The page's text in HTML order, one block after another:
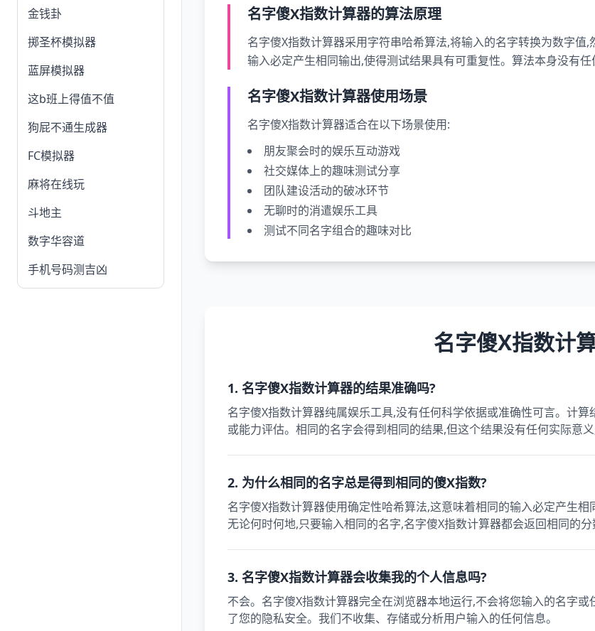
金钱卦
掷圣杯模拟器
蓝屏模拟器
这b班上得值不值
狗屁不通生成器
FC模拟器
麻将在线玩
斗地主
数字华容道
手机号码测吉凶
名字傻X指数计算器的算法原理
名字傻X指数计算器采用字符串哈希算法,将输入的名字转换为数字
输入必定产生相同输出,使得测试结果具有可重复性。算法本身没有
名字傻X指数计算器使用场景
名字傻X指数计算器适合在以下场景使用:
朋友聚会时的娱乐互动游戏
社交媒体上的趣味测试分享
团队建设活动的破冰环节
无聊时的消遣娱乐工具
测试不同名字组合的趣味对比
名字傻X指数计
1. 名字傻X指数计算器的结果准确吗?
名字傻X指数计算器纯属娱乐工具,没有任何科学依据或准确性可言。计
或能力评估。相同的名字会得到相同的结果,但这个结果没有任何实际意义
2. 为什么相同的名字总是得到相同的傻X指数?
名字傻X指数计算器使用确定性哈希算法,这意味着相同的输入必定产生
无论何时何地,只要输入相同的名字,名字傻X指数计算器都会返回相同的
3. 名字傻X指数计算器会收集我的个人信息吗?
不会。名字傻X指数计算器完全在浏览器本地运行,不会将您输入的名字
了您的隐私安全。我们不收集、存储或分析用户输入的任何信息。